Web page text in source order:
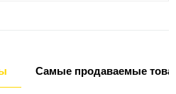
Самые продаваемые